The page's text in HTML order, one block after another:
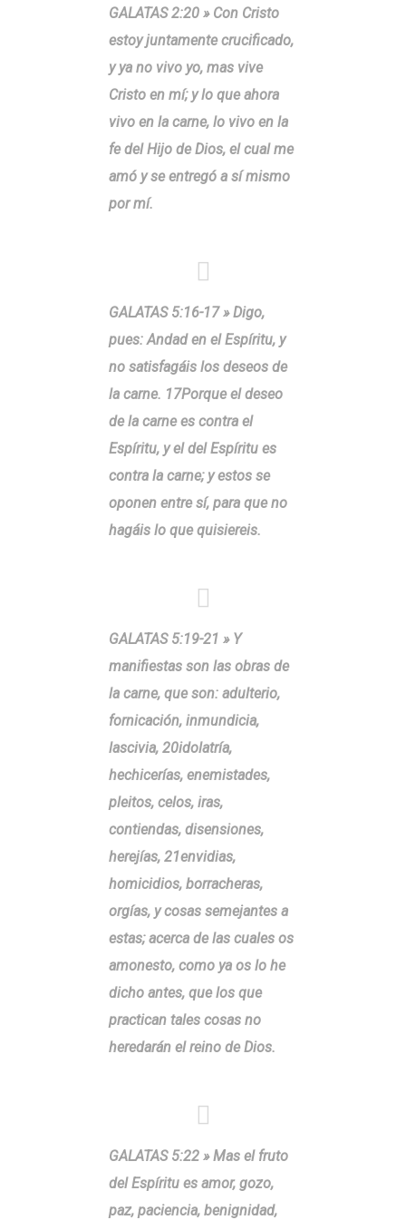
GALATAS 2:20 » Con Cristo
estoy juntamente crucificado,
y ya no vivo yo, mas vive
Cristo en mí; y lo que ahora
vivo en la carne, lo vivo en la
fe del Hijo de Dios, el cual me
amó y se entregó a sí mismo
por mí.
GALATAS 5:16-17 » Digo,
pues: Andad en el Espíritu, y
no satisfagáis los deseos de
la carne. 17Porque el deseo
de la carne es contra el
Espíritu, y el del Espíritu es
contra la carne; y estos se
oponen entre sí, para que no
hagáis lo que quisiereis.
GALATAS 5:19-21 » Y
manifiestas son las obras de
la carne, que son: adulterio,
fornicación, inmundicia,
lascivia, 20idolatría,
hechicerías, enemistades,
pleitos, celos, iras,
contiendas, disensiones,
herejías, 21envidias,
homicidios, borracheras,
orgías, y cosas semejantes a
estas; acerca de las cuales os
amonesto, como ya os lo he
dicho antes, que los que
practican tales cosas no
heredarán el reino de Dios.
GALATAS 5:22 » Mas el fruto
del Espíritu es amor, gozo,
paz, paciencia, benignidad,